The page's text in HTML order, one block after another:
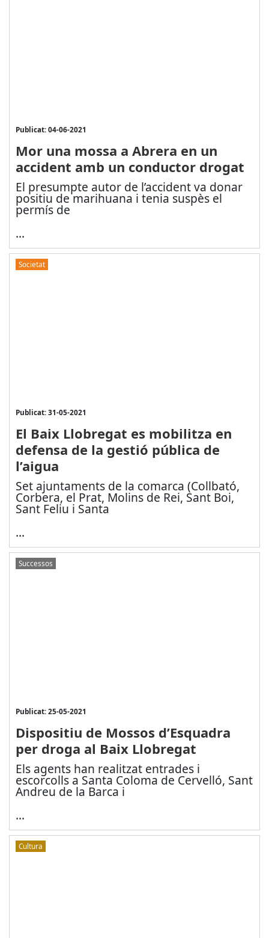
Publicat: 04-06-2021
Mor una mossa a Abrera en un
accident amb un conductor drogat
El presumpte autor de l’accident va donar
positiu de marihuana i tenia suspès el
permís de
...
Societat
Publicat: 31-05-2021
El Baix Llobregat es mobilitza en
defensa de la gestió pública de
l’aigua
Set ajuntaments de la comarca (Collbató,
Corbera, el Prat, Molins de Rei, Sant Boi,
Sant Feliu i Santa
...
Successos
Publicat: 25-05-2021
Dispositiu de Mossos d’Esquadra
per droga al Baix Llobregat
Els agents han realitzat entrades i
escorcolls a Santa Coloma de Cervelló, Sant
Andreu de la Barca i
...
Opinió
Cultura